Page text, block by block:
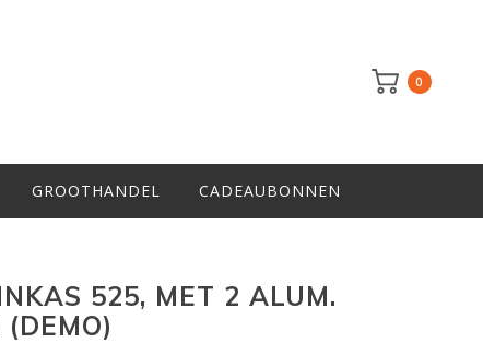
0
GROOTHANDEL CADEAUBONNEN
525, MET 2 ALUM.